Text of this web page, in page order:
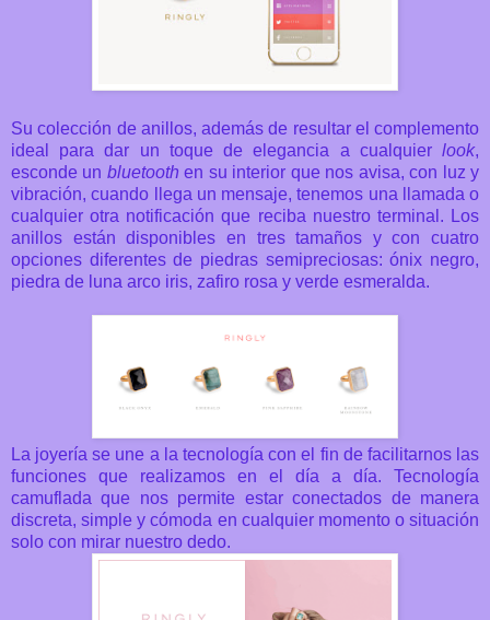
Su colección de anillos, además de resultar el complemento
ideal para dar un toque de elegancia a cualquier look,
esconde un bluetooth en su interior que nos avisa, con luz y
vibración, cuando llega un mensaje, tenemos una llamada o
cualquier otra notificación que reciba nuestro terminal. Los
anillos están disponibles en tres tamaños y con cuatro
opciones diferentes de piedras semipreciosas: ónix negro,
piedra de luna arco iris, zafiro rosa y verde esmeralda.
La joyería se une a la tecnología con el fin de facilitarnos las
funciones que realizamos en el día a día. Tecnología
camuflada que nos permite estar conectados de manera
discreta, simple y cómoda en cualquier momento o situación
solo con mirar nuestro dedo.